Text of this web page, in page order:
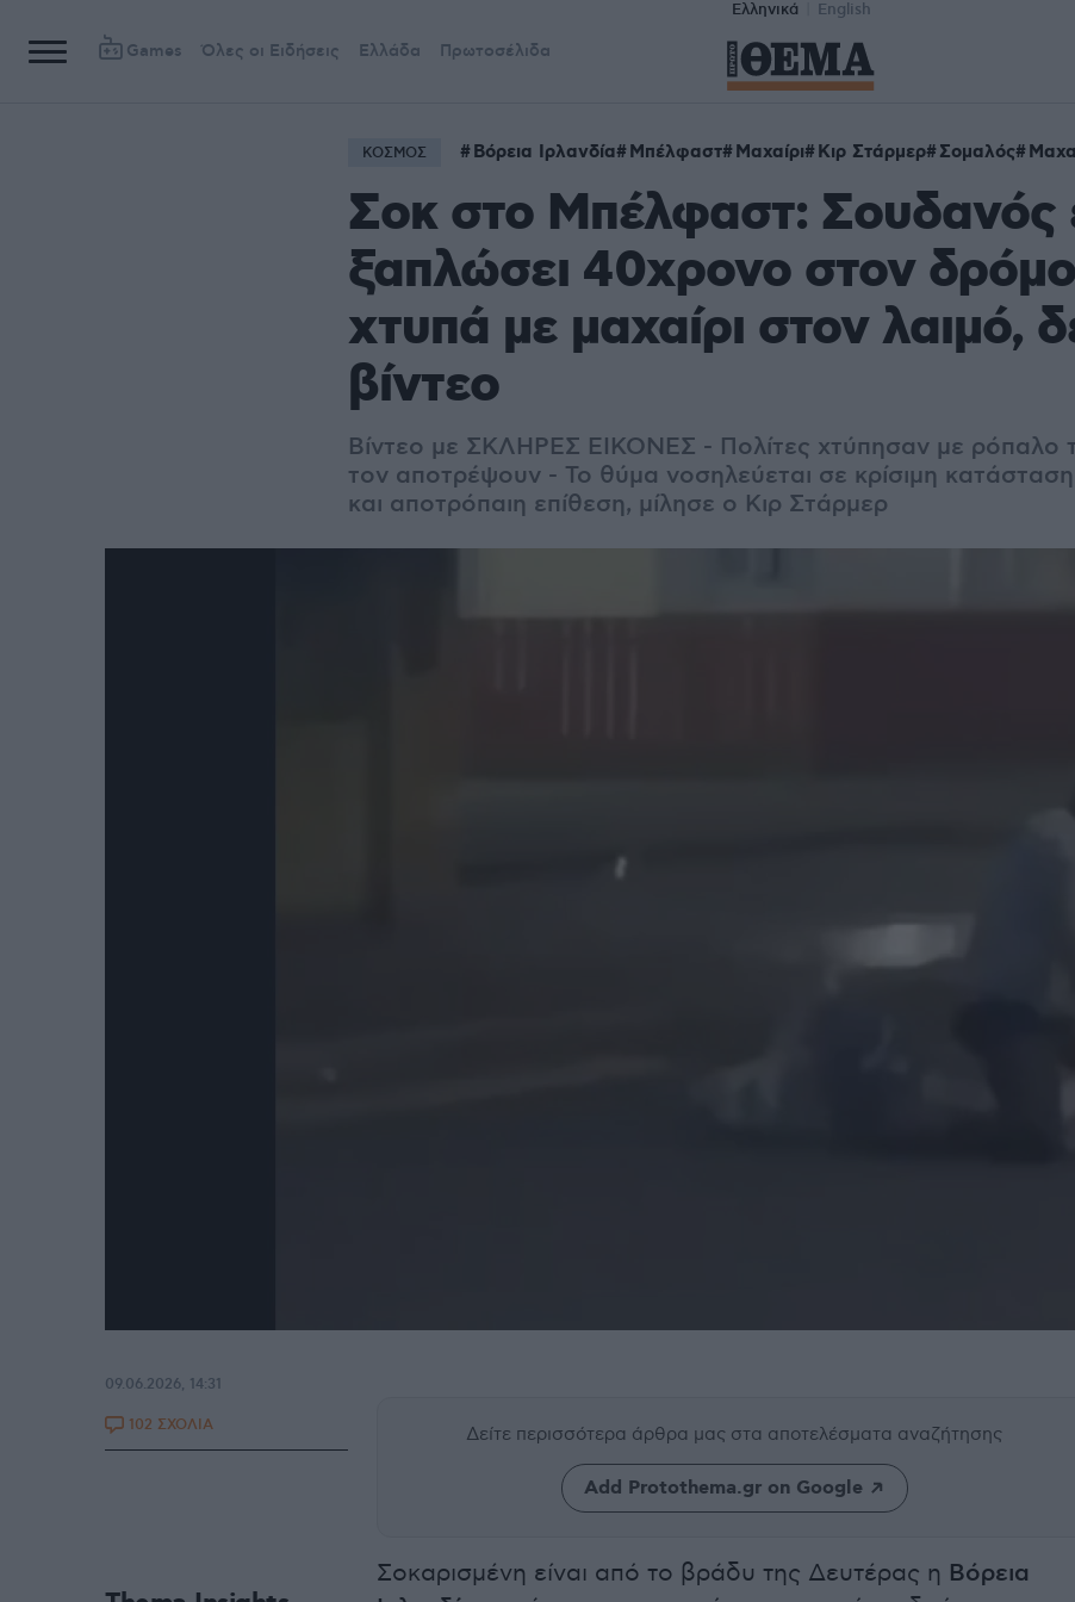
Ελληνικά English
Games Όλες οι Ειδήσεις Ελλάδα Πρωτοσέλιδα
ΚΟΣΜΟΣ Βόρεια Ιρλανδία Μπέλφαστ Μαχαίρι Κιρ Στάρμερ Σομαλός
Σοκ στο Μπέλφαστ: Σουδανός
ξαπλώσει 40χρονο στον
χτυπά με μαχαίρι στον λαιμό,
βίντεο
Βίντεο με ΣΚΛΗΡΕΣ ΕΙΚΟΝΕΣ - Πολίτες χτύπησαν με ρόπαλο
τον αποτρέψουν - Το θύμα νοσηλεύεται σε κρίσιμη κατάσταση
και αποτρόπαιη επίθεση, μίλησε ο Κιρ Στάρμερ
Δείτε περισσότερα άρθρα μας στα αποτελέσματα αναζήτησης
Add Protothema.gr on Google
Σοκαρισμένη είναι από το βράδυ της Δευτέρας η Βόρεια
09.06.2026, 14:31
102 ΣΧΟΛΙΑ